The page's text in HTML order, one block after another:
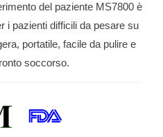
del paziente MS7800 è
i pazienti difficili da pesare su
portatile, facile da pulire e
soccorso.